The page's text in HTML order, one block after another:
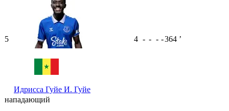
5
Идрисса Гуйе И. Гуйе
4 - - - -364 ʼ
нападающий